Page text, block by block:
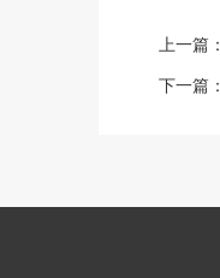
上一篇：
下一篇：